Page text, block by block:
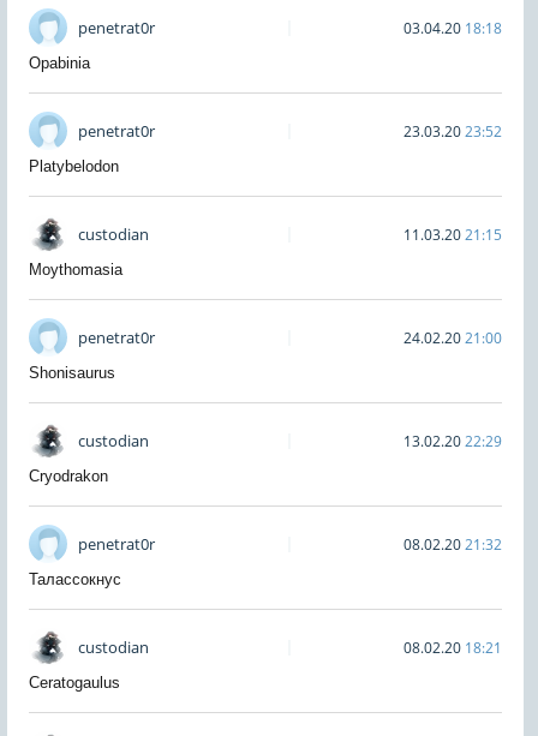
penetrat0r 03.04.20 18:18
Opabinia
penetrat0r 23.03.2023:52
Platybelodon
custodian 11.03.2021:15
Moythomasia
penetrat0r 24.02.2021:00
Shonisaurus
custodian 13.02.2022:29
Cryodrakon
penetrat0r 08.02.2021:32
Талассокнус
custodian 08.02.20 18:21
Ceratogaulus